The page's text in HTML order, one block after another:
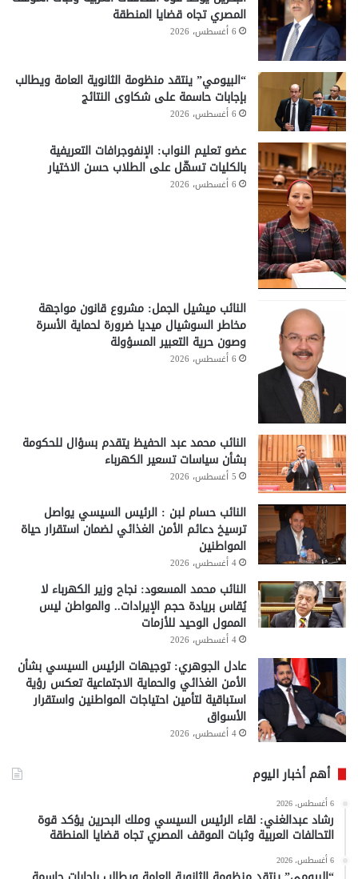
المصري تجاه قضايا المنطقة
6 أغسطس، 2026
“البيومي” ينتقد منظومة الثانوية العامة ويطالب
بإجابات حاسمة على شكاوى النتائج
6 أغسطس، 2026
عضو تعليم النواب: الإنفوجرافات التعريفية
بالكليات تسهّل على الطلاب حسن الاختيار
6 أغسطس، 2026
النائب ميشيل الجمل: مشروع قانون مواجهة
مخاطر السوشيال ميديا ضرورة لحماية الأسرة
وصون حرية التعبير المسؤولة
6 أغسطس، 2026
النائب محمد عبد الحفيظ يتقدم بسؤال للحكومة
بشأن سياسات تسعير الكهرباء
5 أغسطس، 2026
النائب حسام لبن : الرئيس السيسي يواصل
ترسيخ دعائم الأمن الغذائي لضمان استقرار حياة
المواطنين
4 أغسطس، 2026
النائب محمد المسعود: نجاح وزير الكهرباء لا
يُقاس بريادة حجم الإيرادات.. والمواطن ليس
الممول الوحيد للأزمات
4 أغسطس، 2026
عادل الجوهري: توجيهات الرئيس السيسي بشأن
الأمن الغذائي والحماية الاجتماعية تعكس رؤية
استباقية لتأمين احتياجات المواطنين واستقرار
الأسواق
4 أغسطس، 2026
أهم أخبار اليوم
6 أغسطس، 2026
رشاد عبدالغني: لقاء الرئيس السيسي وملك البحرين يؤكد قوة
التحالفات العربية وثبات الموقف المصري تجاه قضايا المنطقة
6 أغسطس، 2026